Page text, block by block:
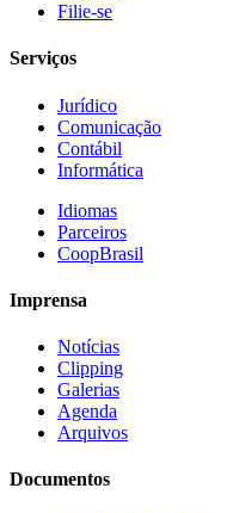
Filie-se
Serviços
Jurídico
Comunicação
Contábil
Informática
Idiomas
Parceiros
CoopBrasil
Imprensa
Notícias
Clipping
Galerias
Agenda
Arquivos
Documentos